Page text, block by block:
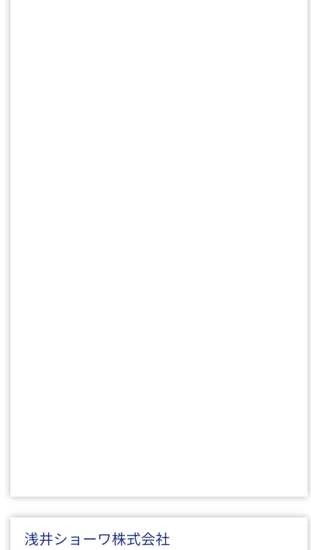
浅井ショーワ株式会社